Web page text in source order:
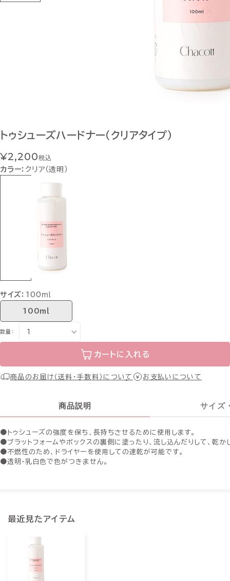
トゥシューズハードナー（クリアタイプ）
¥2,200税込
カラー： クリア（透明）
サイズ： 100ｍｌ
100ｍｌ
数量：
カートに入れる
商品のお届け（送料・手数料）について お支払いについて
商品説明 サイズ
●トゥシューズの強度を保ち、長持ちさせるために使用します。
●プラットフォームやボックスの裏側に塗ったり、流し込んだりして、乾か
●不燃性のため、ドライヤーを使用しての速乾が可能です。
●透明-乳白色で色がつきません。
最近見たアイテム